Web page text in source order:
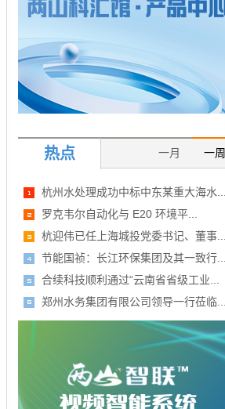
热点 一周
一月
杭州水处理成功中标中东某重大海水...
罗克韦尔自动化与 E20 环境平...
杭迎伟已任上海城投党委书记、董事...
节能国祯：长江环保集团及其一致行...
合续科技顺利通过“云南省省级工业...
郑州水务集团有限公司领导一行莅临...